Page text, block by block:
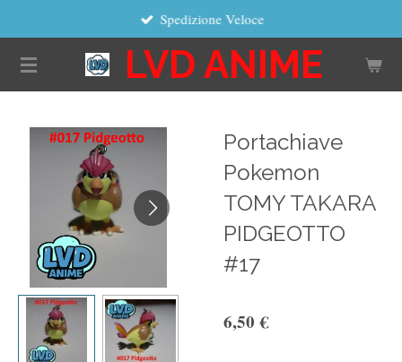
contenuto
principale
LVD ANIME
Spedizione Veloce
Portachiave
Pokemon
TOMY TAKARA
PIDGEOTTO
#17
6,50 €